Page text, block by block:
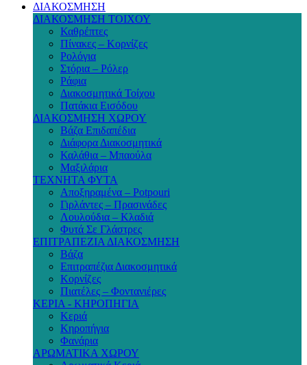
ΔΙΑΚΟΣΜΗΣΗ
ΔΙΑΚΟΣΜΗΣΗ ΤΟΙΧΟΥ
Καθρέπτες
Πίνακες – Κορνίζες
Ρολόγια
Στόρια – Ρόλερ
Ράφια
Διακοσμητικά Τοίχου
Πατάκια Εισόδου
ΔΙΑΚΟΣΜΗΣΗ ΧΩΡΟΥ
Βάζα Επιδαπέδια
Διάφορα Διακοσμητικά
Καλάθια – Μπαούλα
Μαξιλάρια
ΤΕΧΝΗΤΑ ΦΥΤΑ
Αποξηραμένα – Potpouri
Γιρλάντες – Πρασινάδες
Λουλούδια – Κλαδιά
Φυτά Σε Γλάστρες
ΕΠΙΤΡΑΠΕΖΙΑ ΔΙΑΚΟΣΜΗΣΗ
Βάζα
Επιτραπέζια Διακοσμητικά
Κορνίζες
Πιατέλες – Φοντανιέρες
ΚΕΡΙΑ - ΚΗΡΟΠΗΓΙΑ
Κεριά
Κηροπήγια
Φανάρια
ΑΡΩΜΑΤΙΚΑ ΧΩΡΟΥ